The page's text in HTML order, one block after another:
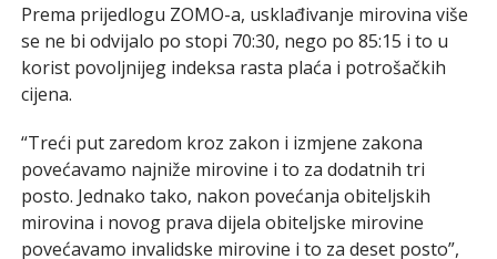
Prema prijedlogu ZOMO-a, usklađivanje mirovina više
se ne bi odvijalo po stopi 70:30, nego po 85:15 i to u
korist povoljnijeg indeksa rasta plaća i potrošačkih
cijena.
“Treći put zaredom kroz zakon i izmjene zakona
povećavamo najniže mirovine i to za dodatnih tri
posto. Jednako tako, nakon povećanja obiteljskih
mirovina i novog prava dijela obiteljske mirovine
povećavamo invalidske mirovine i to za deset posto”,